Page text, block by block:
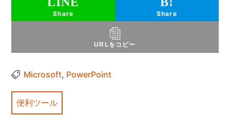
Share Share
URLをコピー
Microsoft, PowerPoint
便利ツール